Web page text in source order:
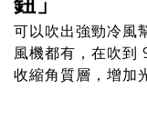
可以吹出強勁冷風
風機都有，在吹到
收縮角質層，增加